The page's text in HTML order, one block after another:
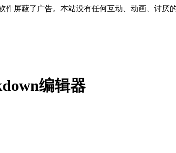
件屏蔽了广告。本站没有任何互动、动画、讨厌
编辑器